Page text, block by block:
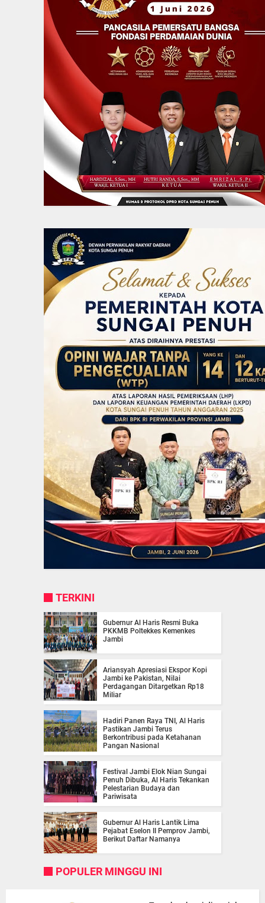
TERKINI
Gubernur Al Haris Resmi Buka
PKKMB Poltekkes Kemenkes
Jambi
Ariansyah Apresiasi Ekspor Kopi
Jambi ke Pakistan, Nilai
Perdagangan Ditargetkan Rp18
Miliar
Hadiri Panen Raya TNI, Al Haris
Pastikan Jambi Terus
Berkontribusi pada Ketahanan
Pangan Nasional
Festival Jambi Elok Nian Sungai
Penuh Dibuka, Al Haris Tekankan
Pelestarian Budaya dan
Pariwisata
Gubernur Al Haris Lantik Lima
Pejabat Eselon II Pemprov Jambi,
Berikut Daftar Namanya
POPULER MINGGU INI